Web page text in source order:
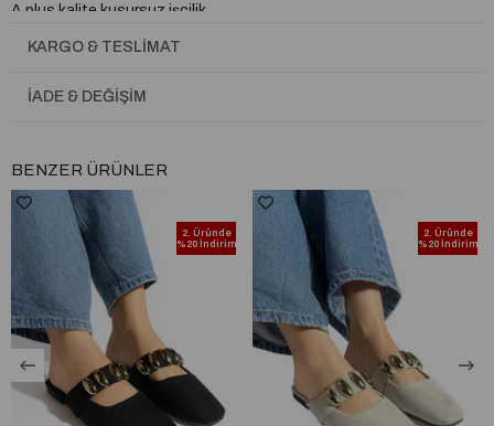
A plus kalite kusursuz işçilik
Tam Kalıptır.
KARGO & TESLIMAT
İADE & DEĞIŞIM
BENZER ÜRÜNLER
2. Üründe
%20 İndirim
2. Üründe
%20 İndirim